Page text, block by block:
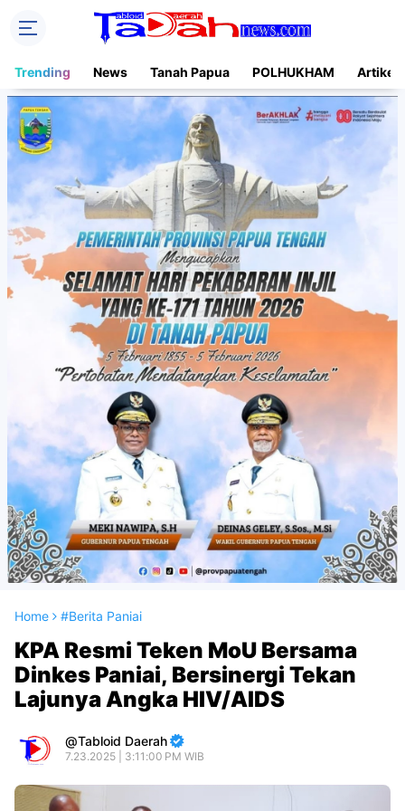
Trending News Tanah Papua POLHUKHAM Artikel
Home #Berita Paniai
KPA Resmi Teken MoU Bersama
Dinkes Paniai, Bersinergi Tekan
Lajunya Angka HIV/AIDS ‎
Tabloid Daerah
7.23.2025 | 3:11:00 PM WIB